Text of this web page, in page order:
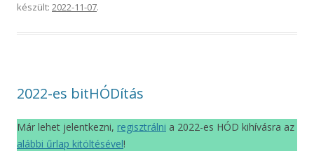
készült: 2022-11-07.
2022-es bitHÓDítás
Már lehet jelentkezni, regisztrálni a 2022-es HÓD kihívásra az
alábbi űrlap kitöltésével!